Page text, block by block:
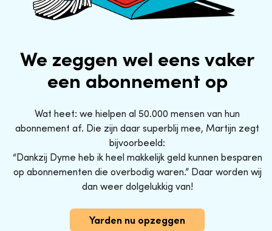
We zeggen wel eens vaker
een abonnement op
Wat heet: we hielpen al 50.000 mensen van hun
abonnement af. Die zijn daar superblij mee, Martijn zegt
bijvoorbeeld:
“Dankzij Dyme heb ik heel makkelijk geld kunnen besparen
op abonnementen die overbodig waren.” Daar worden wij
dan weer dolgelukkig van!
Yarden nu opzeggen